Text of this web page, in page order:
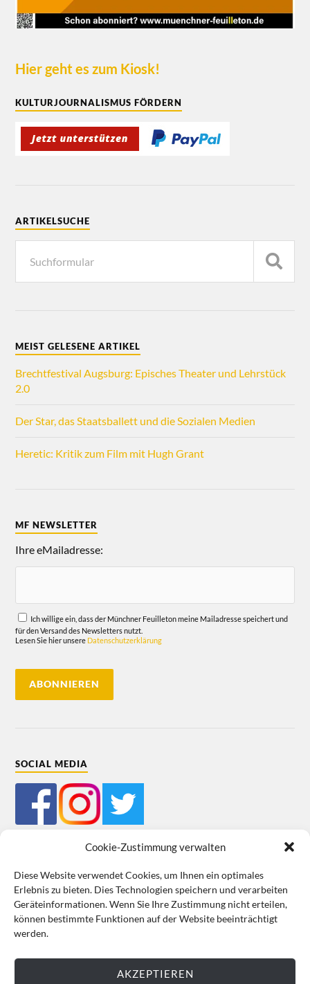
Cookie-Zustimmung verwalten
Diese Website verwendet Cookies, um Ihnen ein optimales
Erlebnis zu bieten. Dies Technologien speichern und verarbeiten
Geräteinformationen. Wenn Sie Ihre Zustimmung nicht erteilen,
können bestimmte Funktionen auf der Website beeinträchtigt
werden.
AKZEPTIEREN
Hier geht es zum Kiosk!
KULTURJOURNALISMUS FÖRDERN
ARTIKELSUCHE
MEIST GELESENE ARTIKEL
Brechtfestival Augsburg: Episches Theater und Lehrstück
2.0
Der Star, das Staatsballett und die Sozialen Medien
Heretic: Kritik zum Film mit Hugh Grant
MF NEWSLETTER
Ihre eMailadresse:
Ich willige ein, dass der Münchner Feuilleton meine Mailadresse speichert und
für den Versand des Newsletters nutzt.
Lesen Sie hier unsere Datenschutzerklärung
SOCIAL MEDIA
Mein Bestellkonto Kundeninformationen Datenschutz
Cookie-Richtlinie (EU) Impressum
VERTRAG WIDERRUFEN